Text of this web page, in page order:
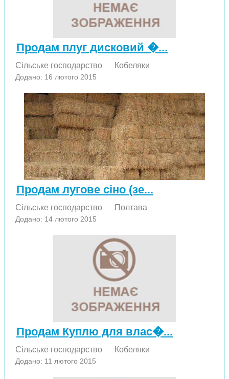
Продам плуг дисковий �...
Сільське господарство Кобеляки
Додано: 16 лютого 2015
Продам лугове сіно (зе...
Сільське господарство Полтава
Додано: 14 лютого 2015
Продам Куплю для влас�...
Сільське господарство Кобеляки
Додано: 11 лютого 2015